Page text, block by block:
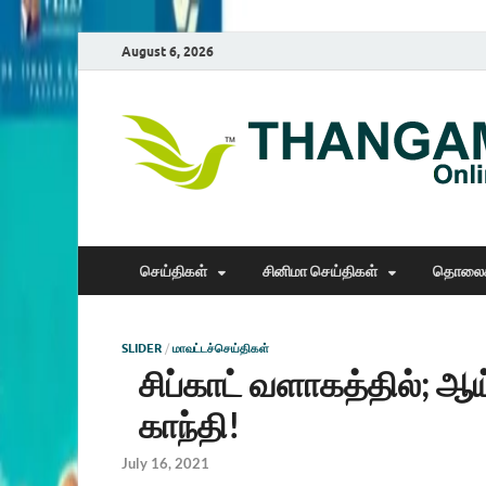
August 6, 2026
செய்திகள் சினிமா செய்திகள்
SLIDER / மாவட்டச்செய்திகள்
சிப்காட் வளாகத்தில்;
காந்தி!
July 16, 2021